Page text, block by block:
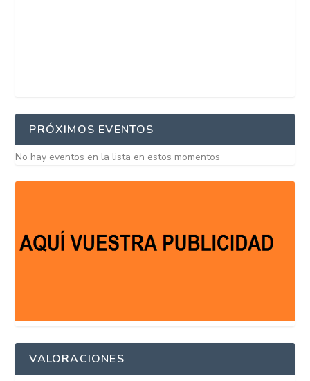
PRÓXIMOS EVENTOS
No hay eventos en la lista en estos momentos
VALORACIONES